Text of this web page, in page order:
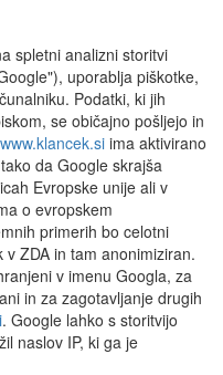
spletni analizni storitvi
uporablja piškotke,
Podatki, ki jih
se običajno pošljejo in
www.klancek.si ima aktivirano
da Google skrajša
Evropske unije ali v
o evropskem
primerih bo celotni
ZDA in tam anonimiziran.
v imenu Googla, za
in za zagotavljanje drugih
. Google lahko s storitvijo
naslov IP, ki ga je